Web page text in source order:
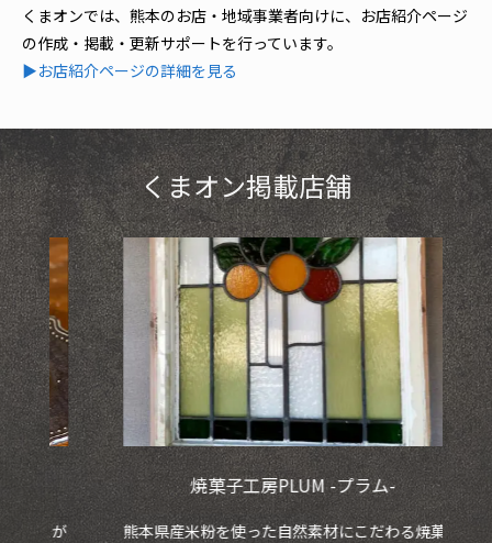
くまオンでは、熊本のお店・地域事業者向けに、お店紹介ページ
の作成・掲載・更新サポートを行っています。
▶お店紹介ページの詳細を見る
くまオン掲載店舗
焼菓子工房PLUM -プラム-
熊本県産米粉を使った自然素材にこだわる焼菓子